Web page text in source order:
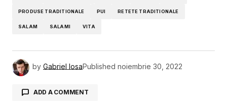
PRODUSE TRADITIONALE PUI RETETE TRADITIONALE
SALAM SALAMI VITA
by Gabriel IosaPublished noiembrie 30, 2022
ADD A COMMENT